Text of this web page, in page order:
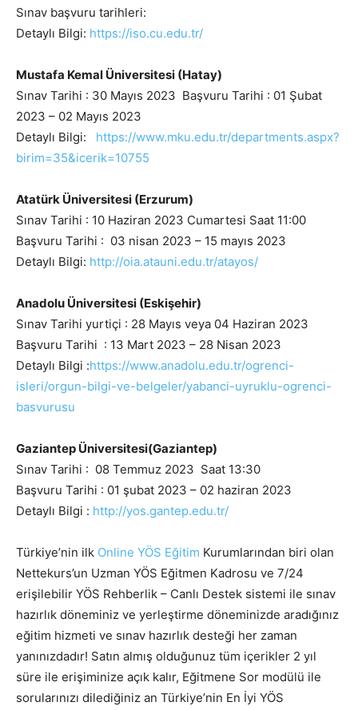
Sınav başvuru tarihleri:
Detaylı Bilgi: https://iso.cu.edu.tr/
Mustafa Kemal Üniversitesi (Hatay)
Sınav Tarihi : 30 Mayıs 2023 Başvuru Tarihi : 01 Şubat
2023 – 02 Mayıs 2023
Detaylı Bilgi: https://www.mku.edu.tr/departments.aspx?
birim=35&icerik=10755
Atatürk Üniversitesi (Erzurum)
Sınav Tarihi : 10 Haziran 2023 Cumartesi Saat 11:00
Başvuru Tarihi : 03 nisan 2023 – 15 mayıs 2023
Detaylı Bilgi: http://oia.atauni.edu.tr/atayos/
Anadolu Üniversitesi (Eskişehir)
Sınav Tarihi yurtiçi : 28 Mayıs veya 04 Haziran 2023
Başvuru Tarihi : 13 Mart 2023 – 28 Nisan 2023
Detaylı Bilgi :https://www.anadolu.edu.tr/ogrenci-
isleri/orgun-bilgi-ve-belgeler/yabanci-uyruklu-ogrenci-
basvurusu
Gaziantep Üniversitesi(Gaziantep)
Sınav Tarihi : 08 Temmuz 2023 Saat 13:30
Başvuru Tarihi : 01 şubat 2023 – 02 haziran 2023
Detaylı Bilgi : http://yos.gantep.edu.tr/
Türkiye’nin ilk Online YÖS Eğitim Kurumlarından biri olan
Nettekurs’un Uzman YÖS Eğitmen Kadrosu ve 7/24
erişilebilir YÖS Rehberlik – Canlı Destek sistemi ile sınav
hazırlık döneminiz ve yerleştirme döneminizde aradığınız
eğitim hizmeti ve sınav hazırlık desteği her zaman
yanınızdadır! Satın almış olduğunuz tüm içerikler 2 yıl
süre ile erişiminize açık kalır, Eğitmene Sor modülü ile
sorularınızı dilediğiniz an Türkiye’nin En İyi YÖS